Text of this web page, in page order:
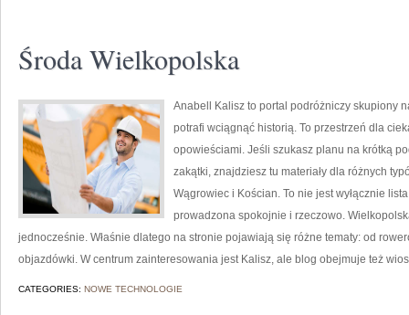
Środa Wielkopolska
Anabell Kalisz to portal podróżniczy skupiony
potrafi wciągnąć historią. To przestrzeń dla
opowieściami. Jeśli szukasz planu na krótką
zakątki, znajdziesz tu materiały dla różnych
Wągrowiec i Kościan. To nie jest wyłącznie
prowadzona spokojnie i rzeczowo.
jednocześnie. Właśnie dlatego na stronie pojawiają się różne tematy: od
objazdówki. W centrum zainteresowania jest Kalisz, ale blog obejmuje też
CATEGORIES: NOWE TECHNOLOGIE